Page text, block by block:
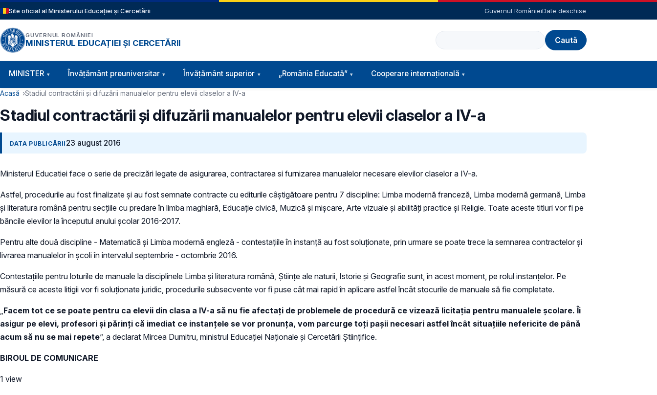
Sari la conținutul principal
Site oficial al Ministerului Educației și Cercetării Guvernul RomânieiDate deschise
GUVERNUL ROMÂNIEI
MINISTERUL EDUCAȚIEI ȘI CERCETĂRII
Caută
Navigație principală
MINISTER Învăţământ preuniversitar Învățământ superior „România Educată” Cooperare internațională
Cale de navigare
Acasă Stadiul contractării şi difuzării manualelor pentru elevii claselor a IV-a
Stadiul contractării şi difuzării manualelor pentru elevii claselor a IV-a
DATA PUBLICĂRII 23 august 2016
Ministerul Educatiei face o serie de precizări legate de asigurarea, contractarea si furnizarea manualelor necesare elevilor claselor a IV-a.
Astfel, procedurile au fost finalizate şi au fost semnate contracte cu editurile câştigătoare pentru 7 discipline: Limba modernă franceză, Limba modernă germană, Limba
şi literatura română pentru secţiile cu predare în limba maghiară, Educaţie civică, Muzică şi mișcare, Arte vizuale şi abilităţi practice şi Religie. Toate aceste titluri vor fi pe
băncile elevilor la începutul anului şcolar 2016-2017.
Pentru alte două discipline - Matematică şi Limba modernă engleză - contestaţiile în instanţă au fost soluţionate, prin urmare se poate trece la semnarea contractelor şi
livrarea manualelor în şcoli în intervalul septembrie - octombrie 2016.
Contestaţiile pentru loturile de manuale la disciplinele Limba şi literatura română, Ştiinţe ale naturii, Istorie şi Geografie sunt, în acest moment, pe rolul instanţelor. Pe
măsură ce aceste litigii vor fi soluţionate juridic, procedurile subsecvente vor fi puse cât mai rapid în aplicare astfel încât stocurile de manuale să fie completate.
„Facem tot ce se poate pentru ca elevii din clasa a IV-a să nu fie afectaţi de problemele de procedură ce vizează licitaţia pentru manualele şcolare. Îi
asigur pe elevi, profesori şi părinţi că imediat ce instanţele se vor pronunţa, vom parcurge toţi paşii necesari astfel încât situaţiile nefericite de până
acum să nu se mai repete”, a declarat Mircea Dumitru, ministrul Educaţiei Naţionale şi Cercetării Ştiinţifice.
BIROUL DE COMUNICARE
1 view